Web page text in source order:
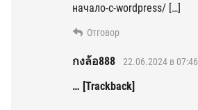
начало-с-wordpress/ […]
Отговор
กงล้อ888 22.06.2024 в 07:46
… [Trackback]